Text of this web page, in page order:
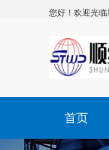
您好！欢迎光
首页